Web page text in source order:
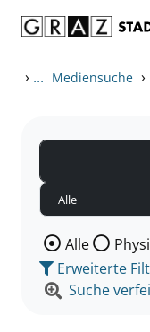
› ... Mediensuche ›
Wählen Sie die
Alle
Erweiterte
Suche